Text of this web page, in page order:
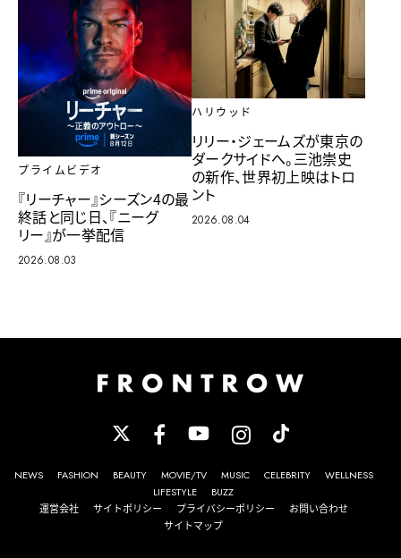
プライムビデオ
『リーチャー』シーズン4の最
終話と同じ日、『ニーグ
リー』が一挙配信
2026.08.03
ハリウッド
リリー・ジェームズが東京の
ダークサイドへ。三池崇史
の新作、世界初上映はトロ
ント
2026.08.04
NEWS FASHION BEAUTY MOVIE/TV MUSIC CELEBRITY
WELLNESS
LIFESTYLE
BUZZ
運営会社
サイトポリシー プライバシーポリシー
お問い合わせ
サイトマップ